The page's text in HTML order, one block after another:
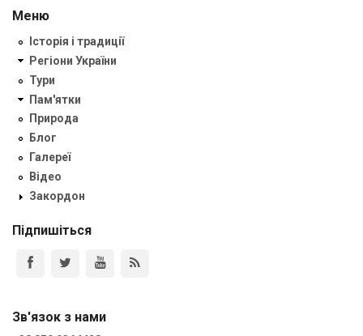
Меню
Історія і традиції
Регіони України
Тури
Пам'ятки
Природа
Блог
Галереї
Відео
Закордон
Підпишіться
Зв'язок з нами